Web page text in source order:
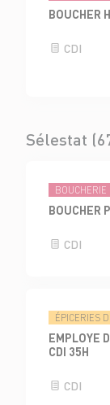
BOUCHER
CDI
Sélestat
BOUCHERIE
BOUCHER
CDI
ÉPICERIES
EMPLOYE
CDI 35H
CDI